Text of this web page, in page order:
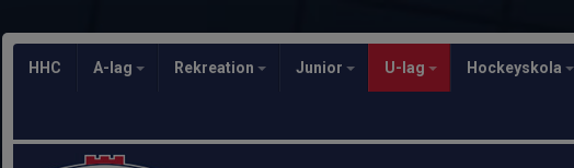
HHC A-lag Rekreation Junior U-lag Hockeyskola